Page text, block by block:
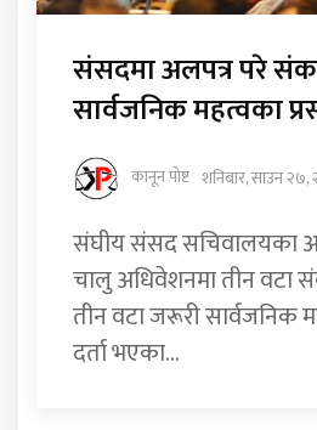
संसदमा अलपत्र परे
सार्वजनिक महत्वका
कानून पोष्ट शनिबार, साउन
संघीय संसद सचिवालयका
चालु अधिवेशनमा तीन वटा
तीन वटा जरूरी सार्वजनिक
दर्ता भएका...